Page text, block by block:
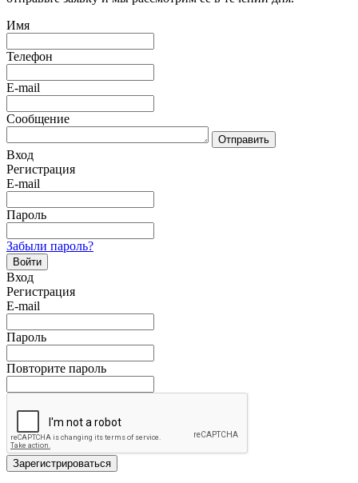
Имя
Телефон
E-mail
Сообщение
Отправить
Вход
Регистрация
E-mail
Пароль
Забыли пароль?
Войти
Вход
Регистрация
E-mail
Пароль
Повторите пароль
Зарегистрироваться